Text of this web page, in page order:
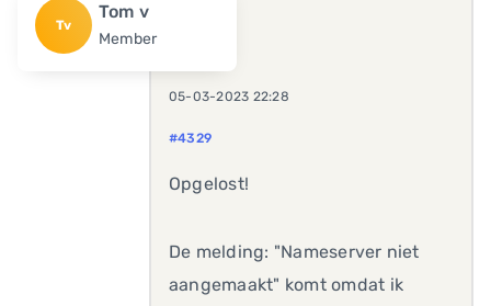
Tv
Tom v
Member
05-03-2023 22:28
#4329
Opgelost!
De melding: "Nameserver niet
aangemaakt" komt omdat ik